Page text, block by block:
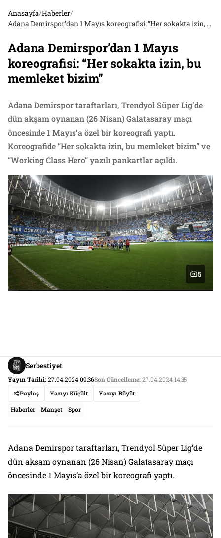
Anasayfa/Haberler/
Adana Demirspor’dan 1 Mayıs koreografisi: “Her sokakta izin, bu memleket bizim”
Adana Demirspor’dan 1 Mayıs
koreografisi: “Her sokakta izin, bu
memleket bizim”
Adana Demirspor taraftarları, Trendyol Süper Lig’de
dün akşam oynanan (26 Nisan) Galatasaray maçı
öncesinde 1 Mayıs’a özel bir koreografi yaptı.
Koreografide “Her sokakta izin, bu memleket bizim” ve
“Working Class Hero” yazılı pankartlar açıldı.
5
Serbestiyet
Yayın Tarihi:27.04.2024 09:36Son Güncelleme:27.04.2024 14:35
Paylaş
Yazıyı Küçült Yazıyı Büyüt
Haberler Manşet Spor
Adana Demirspor taraftarları, Trendyol Süper Lig’de
dün akşam oynanan (26 Nisan) Galatasaray maçı
öncesinde 1 Mayıs’a özel bir koreografi yaptı.